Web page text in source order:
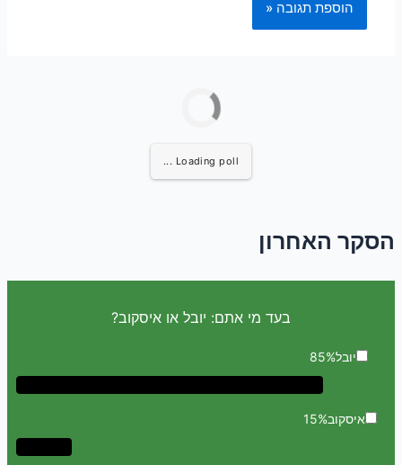
Loading poll ...
הסקר האחרון
בעד מי אתם: יובל או איסקוב?
יובל85%
איסקוב15%